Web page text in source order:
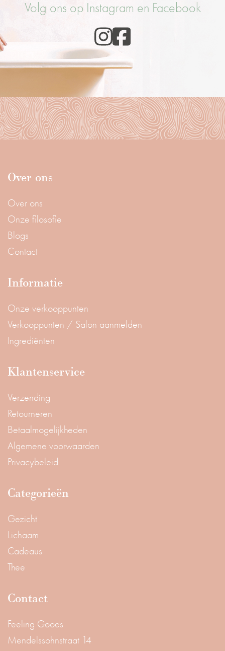
Volg ons op Instagram en Facebook
Over ons
Over ons
Onze filosofie
Blogs
Contact
Informatie
Onze verkooppunten
Verkooppunten / Salon aanmelden
Ingrediënten
Klantenservice
Verzending
Retourneren
Betaalmogelijkheden
Algemene voorwaarden
Privacybeleid
Categorieën
Gezicht
Lichaam
Cadeaus
Thee
Contact
Feeling Goods
Mendelssohnstraat 14